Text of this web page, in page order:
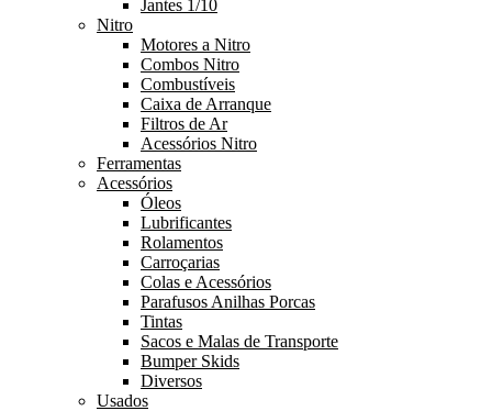
Jantes 1/10
Nitro
Motores a Nitro
Combos Nitro
Combustíveis
Caixa de Arranque
Filtros de Ar
Acessórios Nitro
Ferramentas
Acessórios
Óleos
Lubrificantes
Rolamentos
Carroçarias
Colas e Acessórios
Parafusos Anilhas Porcas
Tintas
Sacos e Malas de Transporte
Bumper Skids
Diversos
Usados